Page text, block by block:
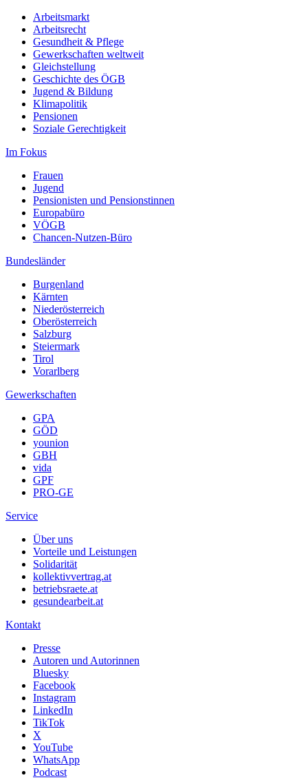
Arbeitsmarkt
Arbeitsrecht
Gesundheit & Pflege
Gewerkschaften weltweit
Gleichstellung
Geschichte des ÖGB
Jugend & Bildung
Klimapolitik
Pensionen
Soziale Gerechtigkeit
Im Fokus
Frauen
Jugend
Pensionisten und Pensionstinnen
Europabüro
VÖGB
Chancen-Nutzen-Büro
Bundesländer
Burgenland
Kärnten
Niederösterreich
Oberösterreich
Salzburg
Steiermark
Tirol
Vorarlberg
Gewerkschaften
GPA
GÖD
younion
GBH
vida
GPF
PRO-GE
Service
Über uns
Vorteile und Leistungen
Solidarität
kollektivvertrag.at
betriebsraete.at
gesundearbeit.at
Kontakt
Presse
Autoren und Autorinnen
Bluesky
Facebook
Instagram
LinkedIn
TikTok
X
YouTube
WhatsApp
Podcast